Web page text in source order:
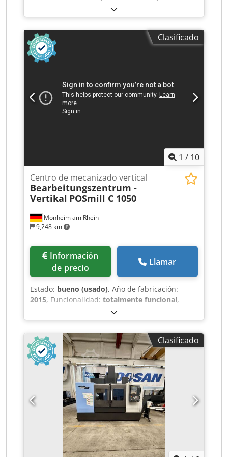
tipo de maquinaria industrial. Lukas van Rossum
mm; Eje Z: 600 mm Velocidad de avance: Ejes X-
Y-Z: 7000 mm/min Chodpfx Akezrwzmj Hoa
Avance rápido: Ejes X-Y: 15 m/min Avance
rápido: Eje Z: 15 m/min Cono de herramienta:
SK40 Torreta de herramientas: 24 posiciones
Velocidad de husillo principal: máx. 8000 rpm
SIEMENS 810D Powerline Año de fabricación:
2006 Opcional: 4 y 5 ejes Peso de la máquina:
aprox. 7500 kg
Clasificado
1 / 10
Monheim am Rhein
9,248 km
Centro de mecanizado vertical
Bearbeitungszentrum -
Vertikal POSmill C 1050
de precio
Llamar
Estado: bueno (usado), Año de fabricación:
2015, Funcionalidad: totalmente funcional,
Detalles técnicos Recorrido en el eje X: 1050 mm
Recorrido en el eje Y: 530 mm Recorrido en el eje
Z: 630 mm Control: Heidenhain TNC 620
Superficie de la mesa: 1150 x 560 mm
Portaherramientas: SK 40 Velocidades de husillo:
10000 RPM Rango de avance: mm/min Avance
rápido: 24 m/min Motor del husillo: kW Consumo
total de energía: 25 kVA Peso de la máquina,
aprox.: 7,8 t Chsdpfx Akjzrukfe Hja Espacio
requerido, aprox.: 4,3 x 2,4 x 2,9 m Información
adicional Horas de funcionamiento (a fecha del
10.07.2026): - Control encendido: 20811 h -
Máquina encendida: 13353 h - Ejecución del
programa: 7412 h - Husillo: 5184 h
Clasificado